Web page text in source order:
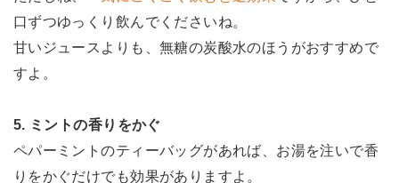
口ずつゆっくり飲んでくださいね。
甘いジュースよりも、無糖の炭酸水のほうがおすすめで
すよ。
5. ミントの香りをかぐ
ペパーミントのティーバッグがあれば、お湯を注いで香
りをかぐだけでも効果がありますよ。